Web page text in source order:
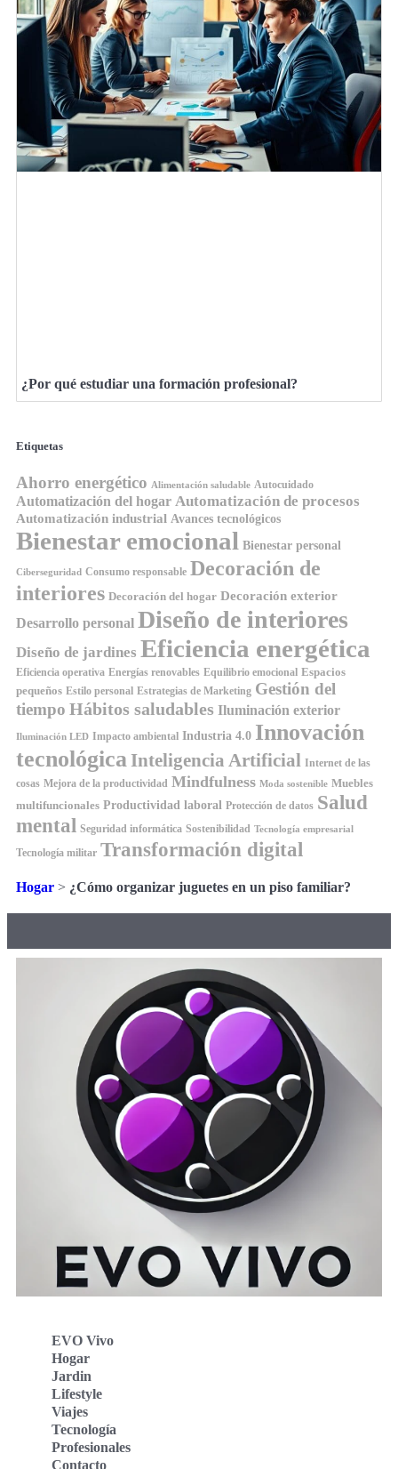
¿Por qué estudiar una formación profesional?
Etiquetas
Ahorro energético Alimentación saludable Autocuidado
Automatización del hogar Automatización de procesos
Automatización industrial Avances tecnológicos
Bienestar emocional Bienestar personal
Ciberseguridad Consumo responsable Decoración de
interiores Decoración del hogar Decoración exterior
Desarrollo personal Diseño de interiores
Diseño de jardines Eficiencia energética
Eficiencia operativa Energías renovables Equilibrio emocional Espacios
pequeños Estilo personal Estrategias de Marketing Gestión del
tiempo Hábitos saludables Iluminación exterior
Iluminación LED Impacto ambiental Industria 4.0 Innovación
tecnológica Inteligencia Artificial Internet de las
cosas Mejora de la productividad Mindfulness Moda sostenible Muebles
multifuncionales Productividad laboral Protección de datos Salud
mental Seguridad informática Sostenibilidad Tecnología empresarial
Tecnología militar Transformación digital
Hogar > ¿Cómo organizar juguetes en un piso familiar?
EVO Vivo
Hogar
Jardin
Lifestyle
Viajes
Tecnología
Profesionales
Contacto